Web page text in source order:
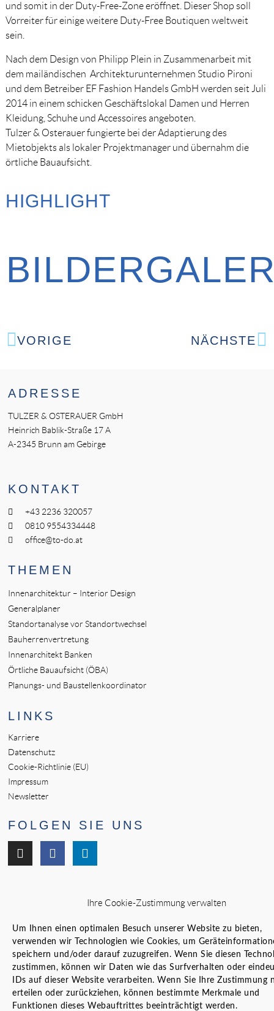
Ihre Cookie-Zustimmung verwalten
Um Ihnen einen optimalen Besuch unserer Website zu bieten,
verwenden wir Technologien wie Cookies, um
speichern und/oder darauf zuzugreifen. Wenn Sie diesen
zustimmen, können wir Daten wie das Surfverhalten oder
IDs auf dieser Website verarbeiten. Wenn Sie Ihre Zustimmung
erteilen oder zurückziehen, können bestimmte Merkmale und
Funktionen dieses Webauftrittes beeinträchtigt werden.
und somit in der Duty-Free-Zone eröffnet. Dieser Shop soll
Vorreiter für einige weitere Duty-Free Boutiquen weltweit
sein.
Nach dem Design von Philipp Plein in Zusammenarbeit mit
dem mailändischen Architekturunternehmen Studio Pironi
und dem Betreiber EF Fashion Handels GmbH werden seit Juli
2014 in einem schicken Geschäftslokal Damen und Herren
Kleidung, Schuhe und Accessoires angeboten.
Tulzer & Osterauer fungierte bei der Adaptierung des
Mietobjekts als lokaler Projektmanager und übernahm die
örtliche Bauaufsicht.
HIGHLIGHT
VORIGE NÄCHSTE
ADRESSE
TULZER & OSTERAUER GmbH
Heinrich Bablik-Straße 17 A
A-2345 Brunn am Gebirge
KONTAKT
+43 2236 320057
0810 9554334448
office@to-do.at
THEMEN
Innenarchitektur – Interior Design
Generalplaner
Standortanalyse vor Standortwechsel
Bauherrenvertretung
Innenarchitekt Banken
Örtliche Bauaufsicht (ÖBA)
Planungs- und Baustellenkoordinator
LINKS
Karriere
Datenschutz
Cookie-Richtlinie (EU)
Impressum
Newsletter
FOLGEN SIE UNS